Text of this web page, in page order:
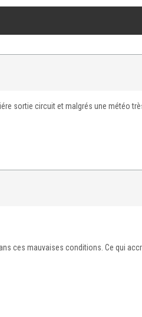
sortie circuit et malgrés une météo
ces mauvaises conditions. Ce qui